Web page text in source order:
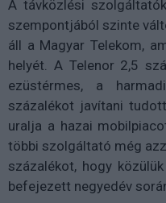
A távközlési
szempontjából szinte
áll a Magyar Telekom,
helyét. A Telenor 2,5
ezüstérmes, a
százalékot javítani
uralja a hazai
többi szolgáltató még
százalékot, hogy
befejezett negyedév